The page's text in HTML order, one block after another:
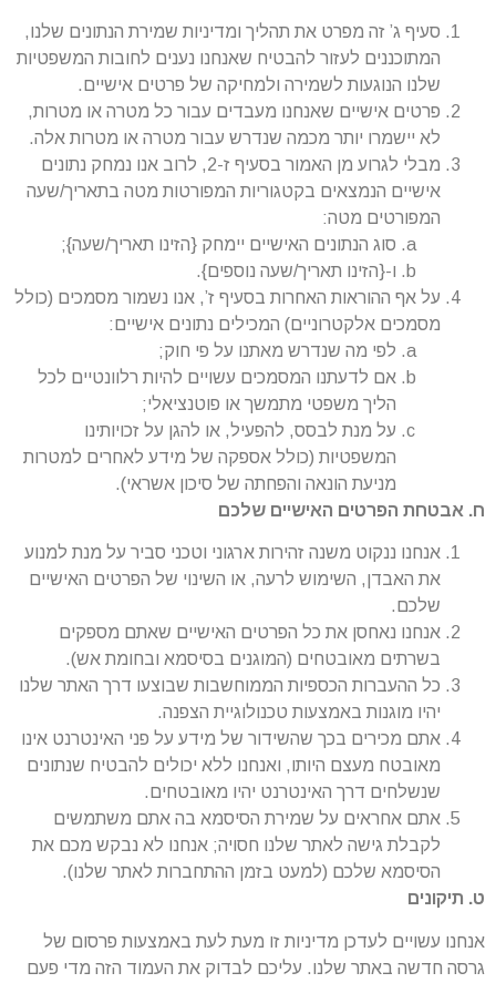
סעיף ג’ זה מפרט את תהליך ומדיניות שמירת הנתונים שלנו,
המתוכננים לעזור להבטיח שאנחנו נענים לחובות המשפטיות
שלנו הנוגעות לשמירה ולמחיקה של פרטים אישיים.
פרטים אישיים שאנחנו מעבדים עבור כל מטרה או מטרות,
לא יישמרו יותר מכמה שנדרש עבור מטרה או מטרות אלה.
מבלי לגרוע מן האמור בסעיף ז-2, לרוב אנו נמחק נתונים
אישיים הנמצאים בקטגוריות המפורטות מטה בתאריך/שעה
המפורטים מטה:
סוג הנתונים האישיים יימחק {הזינו תאריך/שעה};
ו-{הזינו תאריך/שעה נוספים}.
על אף ההוראות האחרות בסעיף ז’, אנו נשמור מסמכים (כולל
מסמכים אלקטרוניים) המכילים נתונים אישיים:
לפי מה שנדרש מאתנו על פי חוק;
אם לדעתנו המסמכים עשויים להיות רלוונטיים לכל
הליך משפטי מתמשך או פוטנציאלי;
על מנת לבסס, להפעיל, או להגן על זכויותינו
המשפטיות (כולל אספקה של מידע לאחרים למטרות
מניעת הונאה והפחתה של סיכון אשראי).
ח. אבטחת הפרטים האישיים שלכם
אנחנו ננקוט משנה זהירות ארגוני וטכני סביר על מנת למנוע
את האבדן, השימוש לרעה, או השינוי של הפרטים האישיים
שלכם.
אנחנו נאחסן את כל הפרטים האישיים שאתם מספקים
בשרתים מאובטחים (המוגנים בסיסמא ובחומת אש).
כל ההעברות הכספיות הממוחשבות שבוצעו דרך האתר שלנו
יהיו מוגנות באמצעות טכנולוגיית הצפנה.
אתם מכירים בכך שהשידור של מידע על פני האינטרנט אינו
מאובטח מעצם היותו, ואנחנו ללא יכולים להבטיח שנתונים
שנשלחים דרך האינטרנט יהיו מאובטחים.
אתם אחראים על שמירת הסיסמא בה אתם משתמשים
לקבלת גישה לאתר שלנו חסויה; אנחנו לא נבקש מכם את
הסיסמא שלכם (למעט בזמן ההתחברות לאתר שלנו).
ט. תיקונים
אנחנו עשויים לעדכן מדיניות זו מעת לעת באמצעות פרסום של
גרסה חדשה באתר שלנו. עליכם לבדוק את העמוד הזה מדי פעם